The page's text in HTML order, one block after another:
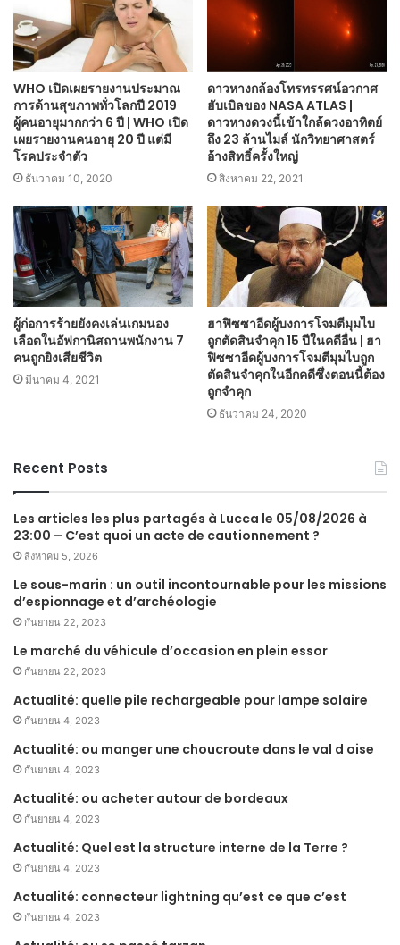
WHO เปิดเผยรายงานประมาณ
การด้านสุขภาพทั่วโลกปี 2019
ผู้คนอายุมากกว่า 6 ปี | WHO เปิด
เผยรายงานคนอายุ 20 ปี แต่มี
โรคประจำตัว
ธันวาคม 10, 2020
ดาวหางกล้องโทรทรรศน์อวกาศ
ฮับเบิลของ NASA ATLAS |
ดาวหางดวงนี้เข้าใกล้ดวงอาทิตย์
ถึง 23 ล้านไมล์ นักวิทยาศาสตร์
อ้างสิทธิ์ครั้งใหญ่
สิงหาคม 22, 2021
ผู้ก่อการร้ายยังคงเล่นเกมนอง
เลือดในอัฟกานิสถานพนักงาน 7
คนถูกยิงเสียชีวิต
มีนาคม 4, 2021
ฮาฟิซซาอีดผู้บงการโจมตีมุมไบ
ถูกตัดสินจำคุก 15 ปีในคดีอื่น | ฮา
ฟิซซาอีดผู้บงการโจมตีมุมไบถูก
ตัดสินจำคุกในอีกคดีซึ่งตอนนี้ต้อง
ถูกจำคุก
ธันวาคม 24, 2020
Recent Posts
Les articles les plus partagés à Lucca le 05/08/2026 à
23:00 – C’est quoi un acte de cautionnement ?
สิงหาคม 5, 2026
Le sous-marin : un outil incontournable pour les missions
d’espionnage et d’archéologie
กันยายน 22, 2023
Le marché du véhicule d’occasion en plein essor
กันยายน 22, 2023
Actualité: quelle pile rechargeable pour lampe solaire
กันยายน 4, 2023
Actualité: ou manger une choucroute dans le val d oise
กันยายน 4, 2023
Actualité: ou acheter autour de bordeaux
กันยายน 4, 2023
Actualité: Quel est la structure interne de la Terre ?
กันยายน 4, 2023
Actualité: connecteur lightning qu’est ce que c’est
กันยายน 4, 2023